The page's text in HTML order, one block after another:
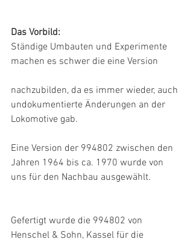
Das Vorbild:
Ständige Umbauten und Experimente
machen es schwer die eine Version
nachzubilden, da es immer wieder, auch
undokumentierte Änderungen an der
Lokomotive gab.
Eine Version der 994802 zwischen den
Jahren 1964 bis ca. 1970 wurde von
uns für den Nachbau ausgewählt.
Gefertigt wurde die 994802 von
Henschel & Sohn, Kassel für die